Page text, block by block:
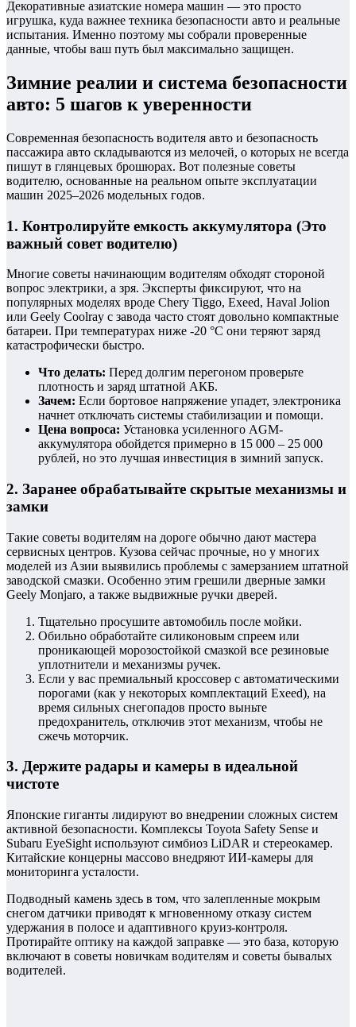
Декоративные азиатские номера машин — это просто
игрушка, куда важнее техника безопасности авто и реальные
испытания. Именно поэтому мы собрали проверенные
данные, чтобы ваш путь был максимально защищен.
Зимние реалии и система безопасности
авто: 5 шагов к уверенности
Современная безопасность водителя авто и безопасность
пассажира авто складываются из мелочей, о которых не всегда
пишут в глянцевых брошюрах. Вот полезные советы
водителю, основанные на реальном опыте эксплуатации
машин 2025–2026 модельных годов.
1. Контролируйте емкость аккумулятора (Это
важный совет водителю)
Многие советы начинающим водителям обходят стороной
вопрос электрики, а зря. Эксперты фиксируют, что на
популярных моделях вроде Chery Tiggo, Exeed, Haval Jolion
или Geely Coolray с завода часто стоят довольно компактные
батареи. При температурах ниже -20 °C они теряют заряд
катастрофически быстро.
Что делать: Перед долгим перегоном проверьте
плотность и заряд штатной АКБ.
Зачем: Если бортовое напряжение упадет, электроника
начнет отключать системы стабилизации и помощи.
Цена вопроса: Установка усиленного AGM-
аккумулятора обойдется примерно в 15 000 – 25 000
рублей, но это лучшая инвестиция в зимний запуск.
2. Заранее обрабатывайте скрытые механизмы и
замки
Такие советы водителям на дороге обычно дают мастера
сервисных центров. Кузова сейчас прочные, но у многих
моделей из Азии выявились проблемы с замерзанием штатной
заводской смазки. Особенно этим грешили дверные замки
Geely Monjaro, а также выдвижные ручки дверей.
Тщательно просушите автомобиль после мойки.
Обильно обработайте силиконовым спреем или
проникающей морозостойкой смазкой все резиновые
уплотнители и механизмы ручек.
Если у вас премиальный кроссовер с автоматическими
порогами (как у некоторых комплектаций Exeed), на
время сильных снегопадов просто выньте
предохранитель, отключив этот механизм, чтобы не
сжечь моторчик.
3. Держите радары и камеры в идеальной
чистоте
Японские гиганты лидируют во внедрении сложных систем
активной безопасности. Комплексы Toyota Safety Sense и
Subaru EyeSight используют симбиоз LiDAR и стереокамер.
Китайские концерны массово внедряют ИИ-камеры для
мониторинга усталости.
Подводный камень здесь в том, что залепленные мокрым
снегом датчики приводят к мгновенному отказу систем
удержания в полосе и адаптивного круиз-контроля.
Протирайте оптику на каждой заправке — это база, которую
включают в советы новичкам водителям и советы бывалых
водителей.